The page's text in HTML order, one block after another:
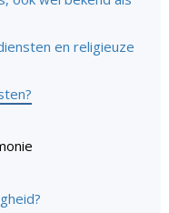
en religieuze